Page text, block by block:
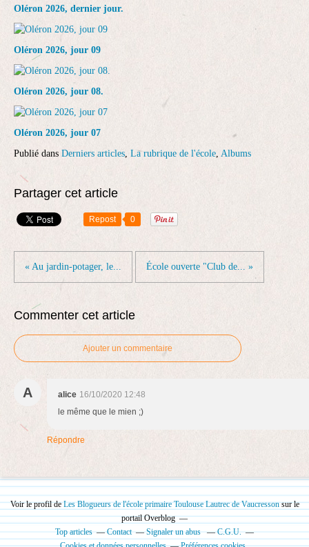
Oléron 2026, dernier jour.
Oléron 2026, jour 09
Oléron 2026, jour 08.
Oléron 2026, jour 07
Publié dans Derniers articles, La rubrique de l'école, Albums
Partager cet article
Repost 0
« Au jardin-potager, le... École ouverte "Club de... »
Commenter cet article
Ajouter un commentaire
A alice 16/10/2020 12:48
le même que le mien ;)
Répondre
Voir le profil deLes Blogueurs de l'école primaire Toulouse Lautrec de Vaucressonsur le
portail Overblog
Top articles
Contact Signaler un abus
C.G.U.